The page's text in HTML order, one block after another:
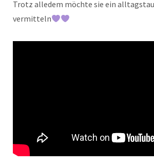
Trotz alledem möchte sie ein
vermitteln